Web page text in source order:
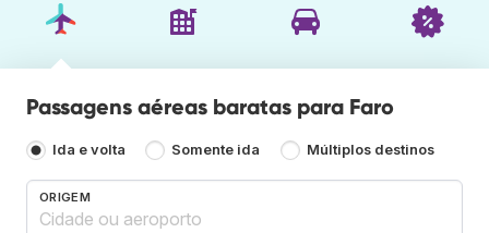
Passagens aéreas baratas para Faro
Ida e volta Somente ida Múltiplos destinos
ORIGEM